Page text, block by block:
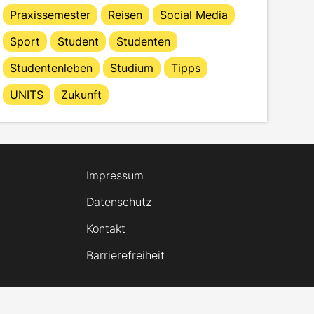
Praxissemester
Reisen
Social Media
Sport
Student
Studenten
Studentenleben
Studium
Tipps
UNITS
Zukunft
Impressum
Datenschutz
Kontakt
Barrierefreiheit